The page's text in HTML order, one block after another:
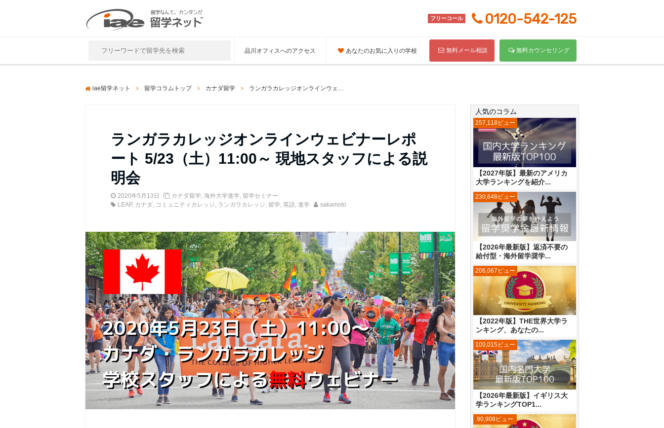
フリーコール 0120-542-125
品川オフィスへのアクセス あなたのお気に入りの学校 無料メール相談 無料カウンセリング
iae留学ネット 留学コラムトップ カナダ留学 ランガラカレッジオンラインウェビナーレポート 5/23（土）11:00～ 現地スタッフによる説明会
ランガラカレッジオンラインウェビナーレポ
ート 5/23（土）11:00～ 現地スタッフによる説
明会
2020年5月13日 カナダ留学, 海外大学進学, 留学セミナー
LEAP, カナダ, コミュニティカレッジ, ランガラカレッジ, 留学, 英語, 進学 sakamoto
人気のコラム
【2027年版】最新のアメリカ
大学ランキングを紹介...
257,118ビュー
【2026年最新版】返済不要の
給付型・海外留学奨学...
230,648ビュー
【2022年版】THE世界大学ラ
ンキング、あなたの...
206,067ビュー
【2026年最新版】イギリス大
学ランキングTOP1...
100,015ビュー
90,908ビュー